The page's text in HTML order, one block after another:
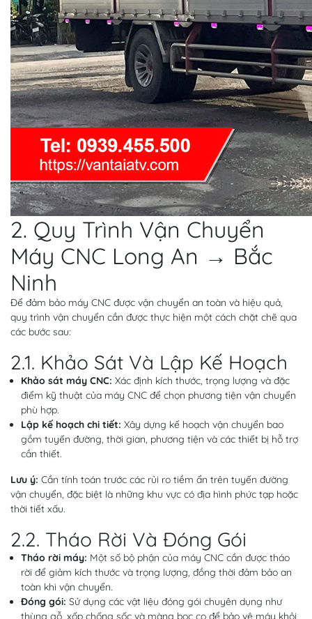
2. Quy Trình Vận Chuyển
Máy CNC Long An → Bắc
Ninh
Để đảm bảo máy CNC được vận chuyển an toàn và hiệu quả,
quy trình vận chuyển cần được thực hiện một cách chặt chẽ qua
các bước sau:
2.1. Khảo Sát Và Lập Kế Hoạch
Khảo sát máy CNC: Xác định kích thước, trọng lượng và đặc
điểm kỹ thuật của máy CNC để chọn phương tiện vận chuyển
phù hợp.
Lập kế hoạch chi tiết: Xây dựng kế hoạch vận chuyển bao
gồm tuyến đường, thời gian, phương tiện và các thiết bị hỗ trợ
cần thiết.
Lưu ý: Cần tính toán trước các rủi ro tiềm ẩn trên tuyến đường
vận chuyển, đặc biệt là những khu vực có địa hình phức tạp hoặc
thời tiết xấu.
2.2. Tháo Rời Và Đóng Gói
Tháo rời máy: Một số bộ phận của máy CNC cần được tháo
rời để giảm kích thước và trọng lượng, đồng thời đảm bảo an
toàn khi vận chuyển.
Đóng gói: Sử dụng các vật liệu đóng gói chuyên dụng như
thùng gỗ, xốp chống sốc và màng bọc co để bảo vệ máy khỏi